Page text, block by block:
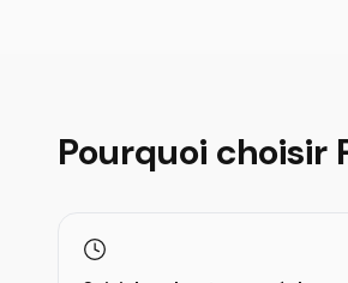
Pourquoi choisir